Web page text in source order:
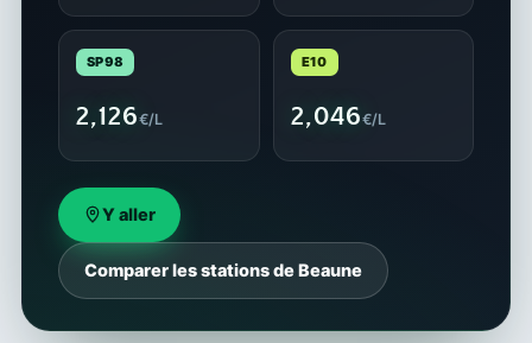
SP98
2,126€/L
E10
2,046€/L
Y aller
Comparer les stations de Beaune